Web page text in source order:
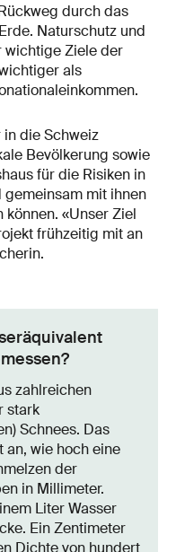
durch das
Naturschutz und
wichtige Ziele der
als
in die Schweiz
Bevölkerung sowie
für die Risiken in
mit ihnen
«Unser Ziel
frühzeitig mit an
zahlreichen
stark
Schnees. Das
wie hoch eine
der
in Millimeter.
Liter Wasser
Ein Zentimeter
Dichte von hundert